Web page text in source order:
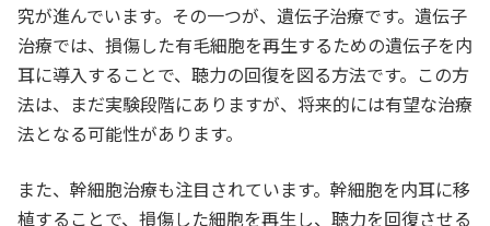
究が進んでいます。その一つが、遺伝子治療です。遺伝子
治療では、損傷した有毛細胞を再生するための遺伝子を内
耳に導入することで、聴力の回復を図る方法です。この方
法は、まだ実験段階にありますが、将来的には有望な治療
法となる可能性があります。
また、幹細胞治療も注目されています。幹細胞を内耳に移
植することで、損傷した細胞を再生し、聴力を回復させる